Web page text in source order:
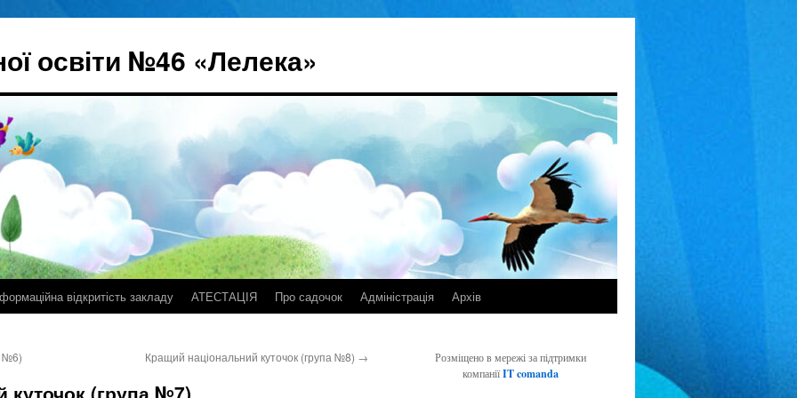
освіти №46 «Лелека»
відкритість закладу АТЕСТАЦІЯ Про садочок Адміністрація Архів
№6) Кращий національний куточок (група №8) →
куточок (група №7)
Розміщено в мережі за підтримки
компаніїIT comanda